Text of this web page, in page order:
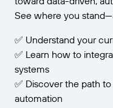
FONCTIONNALITÉS
Conception
Retail
Transport et
PAR SECTEUR
Trouvez un
Obtenez de l’aide
la base de
French
Logiciel Seagull
See where you
✅ Understand your
✅ Learn how to
systems
✅ Discover the path
automation